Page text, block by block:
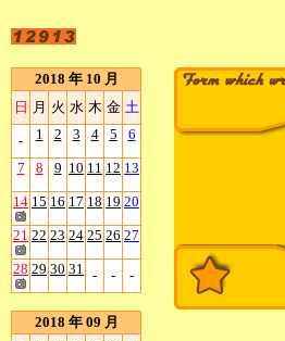
2018 年 10 月
日 月 火 水 木 金 土
- 1 2 3 4 5 6
7 8 9 10 11 12 13
14 15 16 17 18 19 20
21 22 23 24 25 26 27
28 29 30 31 - - -
2018 年 09 月